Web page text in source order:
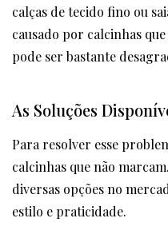
calças de tecido fino ou
causado por calcinhas
pode ser bastante
As Soluções
Para resolver esse
calcinhas que não
diversas opções no
estilo e praticidade.